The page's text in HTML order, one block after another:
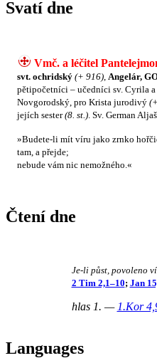
Svatí dne
Vmč. a léčitel
svt. ochridský (+ 916) Angelár,
pětipočetníci – učedníci sv. Cyrila
Novgorodský, pro Krista jurodivý
jejích sester(8. st.) . Sv. German
»Budete-li mít víru jako zrnko
tam, a přejde;
nebude vám nic nemožného.«
Čtení dne
Je-li půst, povoleno
2 Tim 2,1–10; Jan
hlas 1. — 1.Kor
Languages